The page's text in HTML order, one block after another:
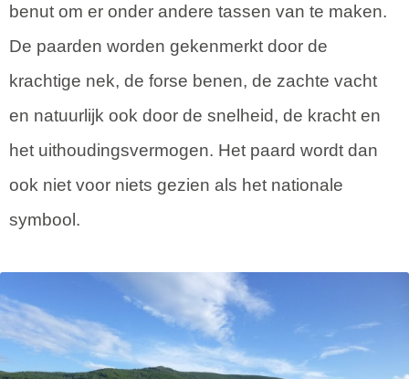
benut om er onder andere tassen van te maken.
De paarden worden gekenmerkt door de
krachtige nek, de forse benen, de zachte vacht
en natuurlijk ook door de snelheid, de kracht en
het uithoudingsvermogen. Het paard wordt dan
ook niet voor niets gezien als het nationale
symbool.